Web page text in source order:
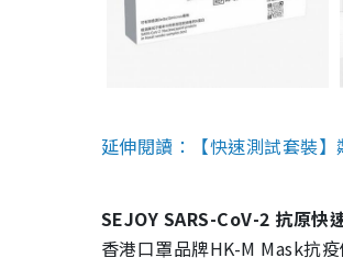
延伸閱讀：【快速測試套裝
SEJOY SARS-CoV-2 抗原快
香港口罩品牌HK-M Mask抗